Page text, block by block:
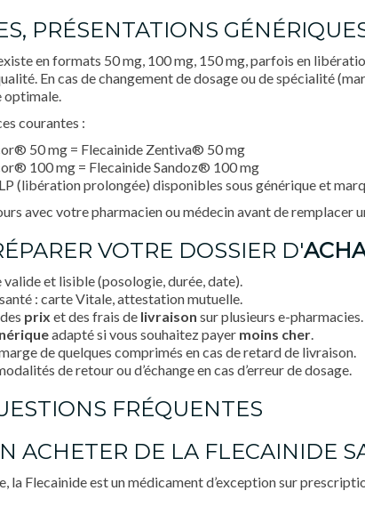
PRÉSENTATIONS
en formats 50 mg, 100 mg, 150 mg, parfois en
En cas de changement de dosage ou de spécialité
optimale.
courantes :
50 mg = Flecainide Zentiva® 50 mg
100 mg = Flecainide Sandoz® 100 mg
(libération prolongée) disponibles sous générique et
avec votre pharmacien ou médecin avant de remplacer
VOTRE DOSSIER D'
valide et lisible (posologie, durée, date).
: carte Vitale, attestation mutuelle.
prix et des frais de livraison sur plusieurs e-pharmacies.
adapté si vous souhaitez payer moins cher.
de quelques comprimés en cas de retard de livraison.
de retour ou d’échange en cas d’erreur de dosage.
FRÉQUENTES
ACHETER DE LA FLECAINIDE
la Flecainide est un médicament d’exception sur